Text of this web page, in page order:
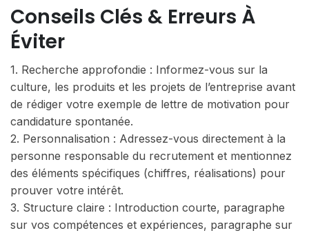
Conseils Clés & Erreurs À
Éviter
1. Recherche approfondie : Informez-vous sur la
culture, les produits et les projets de l’entreprise avant
de rédiger votre exemple de lettre de motivation pour
candidature spontanée.
2. Personnalisation : Adressez-vous directement à la
personne responsable du recrutement et mentionnez
des éléments spécifiques (chiffres, réalisations) pour
prouver votre intérêt.
3. Structure claire : Introduction courte, paragraphe
sur vos compétences et expériences, paragraphe sur